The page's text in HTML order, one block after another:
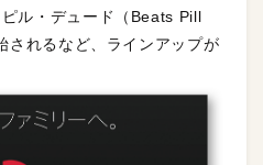
ル・デュード（Beats Pill
されるなど、ラインアップが